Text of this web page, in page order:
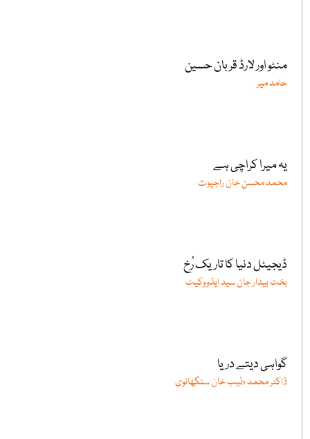
منٹو اور لارڈ قربان حسین
حامد میر
یہ میرا کراچی ہے
محمد محسن خان راجپوت
ڈیجیٹل دنیا کا تاریک رُخ
بخت بیدار جان سید ایڈووکیٹ
گواہی دیتے دریا
ڈاکٹر محمد طیب خان سنگھانوی